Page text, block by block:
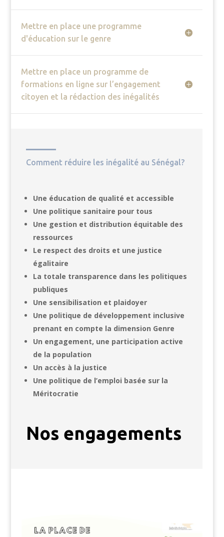
Mettre en place une programme
d'éducation sur le genre
Mettre en place un programme de
formations en ligne sur l’engagement
citoyen et la rédaction des inégalités
Comment réduire les inégalité au Sénégal?
Une éducation de qualité et accessible
Une politique sanitaire pour tous
Une gestion et distribution équitable des
ressources
Le respect des droits et une justice
égalitaire
La totale transparence dans les politiques
publiques
Une sensibilisation et plaidoyer
Une politique de développement inclusive
prenant en compte la dimension Genre
Un engagement, une participation active
de la population
Un accès à la justice
Une politique de l’emploi basée sur la
Méritocratie
Nos engagements